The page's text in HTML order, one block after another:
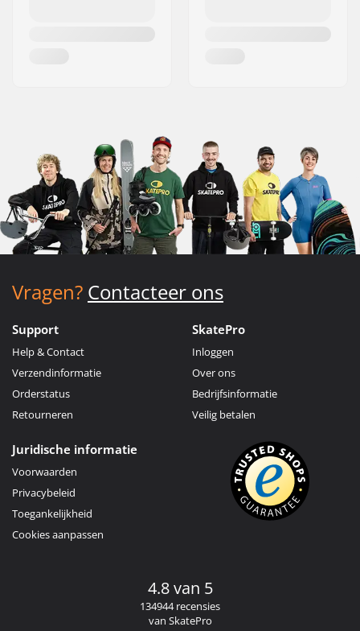
Vragen? Contacteer ons
Support
Help & Contact
Verzendinformatie
Orderstatus
Retourneren
SkatePro
Inloggen
Over ons
Bedrijfsinformatie
Veilig betalen
Juridische informatie
Voorwaarden
Privacybeleid
Toegankelijkheid
Cookies aanpassen
4.8 van 5
134944 recensies
van SkatePro